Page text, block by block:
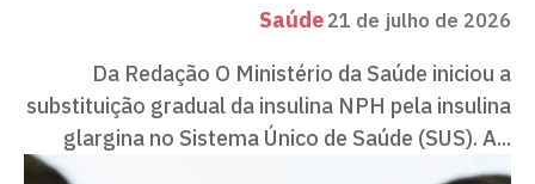
Saúde21 de julho de 2026
Da Redação O Ministério da Saúde iniciou a
substituição gradual da insulina NPH pela insulina
glargina no Sistema Único de Saúde (SUS). A...